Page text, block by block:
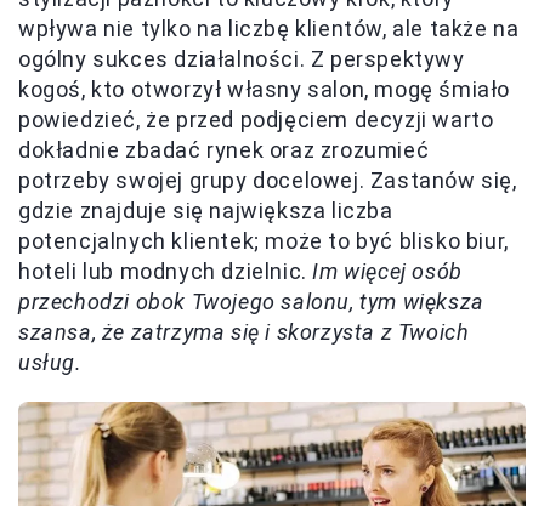
wpływa nie tylko na liczbę klientów, ale także na
ogólny sukces działalności. Z perspektywy
kogoś, kto otworzył własny salon, mogę śmiało
powiedzieć, że przed podjęciem decyzji warto
dokładnie zbadać rynek oraz zrozumieć
potrzeby swojej grupy docelowej. Zastanów się,
gdzie znajduje się największa liczba
potencjalnych klientek; może to być blisko biur,
hoteli lub modnych dzielnic.Im więcej osób
przechodzi obok Twojego salonu, tym większa
szansa, że zatrzyma się i skorzysta z Twoich
usług.